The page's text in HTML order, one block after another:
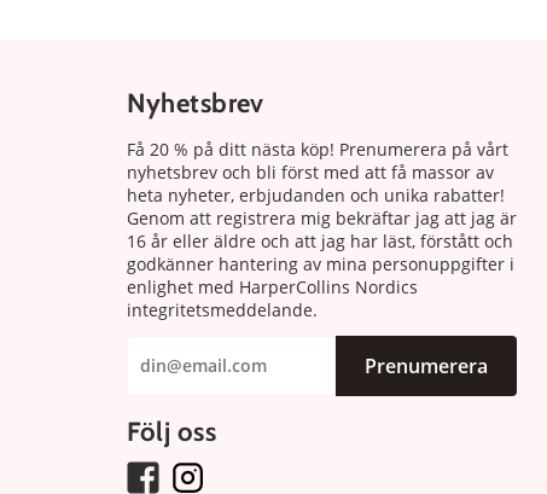
Nyhetsbrev
Få 20 % på ditt nästa köp! Prenumerera på vårt
nyhetsbrev och bli först med att få massor av
heta nyheter, erbjudanden och unika rabatter!
Genom att registrera mig bekräftar jag att jag är
16 år eller äldre och att jag har läst, förstått och
godkänner hantering av mina personuppgifter i
enlighet med HarperCollins Nordics
integritetsmeddelande.
Prenumerera
Följ oss